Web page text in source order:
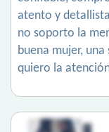
atento y
no soporto la
buena mujer,
quiero la